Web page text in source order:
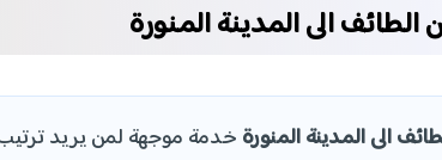
الى المدينة المنورة
الى المدينة المنورة خدمة موجهة لمن يريد